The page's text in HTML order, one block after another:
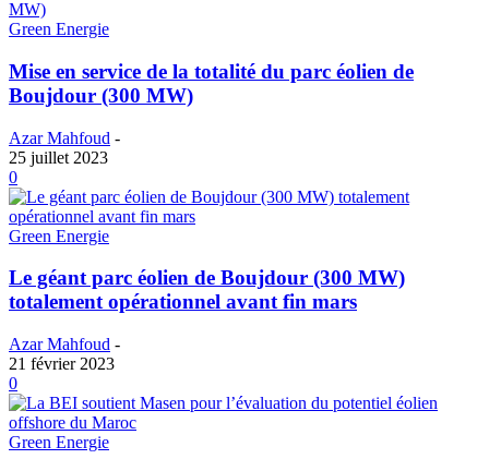
Green Energie
Mise en service de la totalité du parc éolien de
Boujdour (300 MW)
Azar Mahfoud -
25 juillet 2023
0
Green Energie
Le géant parc éolien de Boujdour (300 MW)
totalement opérationnel avant fin mars
Azar Mahfoud -
21 février 2023
0
Green Energie